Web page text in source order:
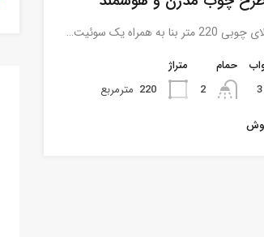
بنا به همراه یک سوئیت…
3
حمام
2
متراژ
220 مترمربع